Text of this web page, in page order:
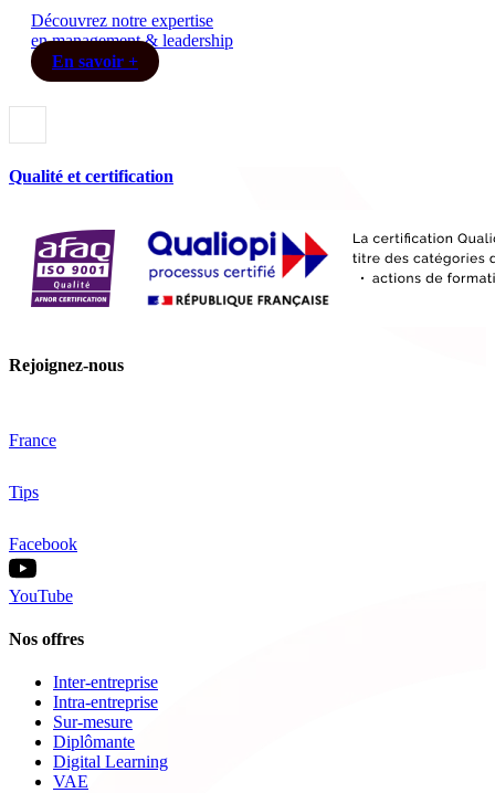
Découvrez notre expertise
en management & leadership
En savoir +
Qualité et certification
Rejoignez-nous
France
Tips
Facebook
YouTube
Nos offres
Inter-entreprise
Intra-entreprise
Sur-mesure
Diplômante
Digital Learning
VAE